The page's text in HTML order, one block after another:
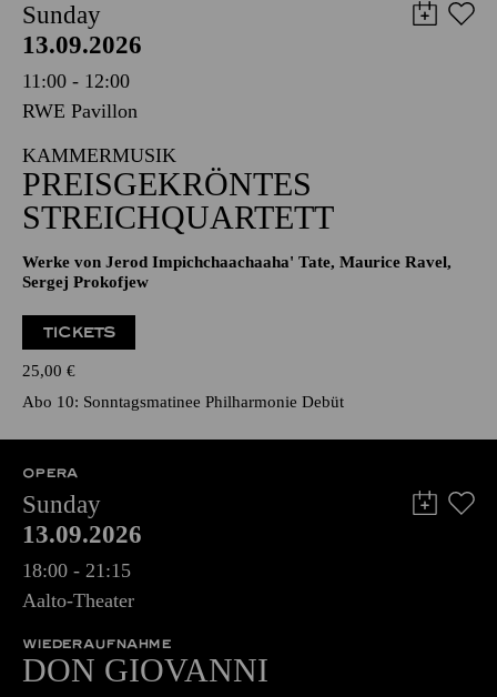
Sunday
13.09.2026
11:00 - 12:00
RWE Pavillon
KAMMERMUSIK
PREISGEKRÖNTES
STREICHQUARTETT
Werke von Jerod Impichchaachaaha' Tate, Maurice Ravel,
Sergej Prokofjew
TICKETS
25,00 €
Abo 10: Sonntagsmatinee Philharmonie Debüt
OPERA
Sunday
13.09.2026
18:00 - 21:15
Aalto-Theater
WIEDERAUFNAHME
DON GIOVANNI